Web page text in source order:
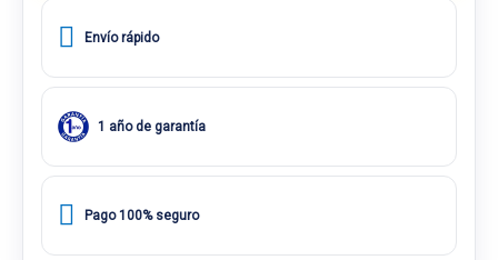
Envío rápido
1 año de garantía
Pago 100% seguro